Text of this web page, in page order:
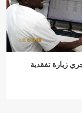
زيارة تفقدية